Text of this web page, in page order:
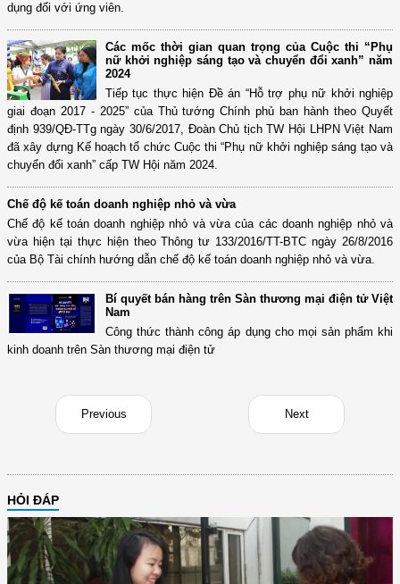
dụng đối với ứng viên.
Các mốc thời gian quan trọng của Cuộc thi “Phụ
nữ khởi nghiệp sáng tạo và chuyển đổi xanh” năm
2024
Tiếp tục thực hiện Đề án “Hỗ trợ phụ nữ khởi nghiệp
giai đoạn 2017 - 2025” của Thủ tướng Chính phủ ban hành theo Quyết
định 939/QĐ-TTg ngày 30/6/2017, Đoàn Chủ tịch TW Hội LHPN Việt Nam
đã xây dựng Kế hoạch tổ chức Cuộc thi “Phụ nữ khởi nghiệp sáng tạo và
chuyển đổi xanh” cấp TW Hội năm 2024.
Chế độ kế toán doanh nghiệp nhỏ và vừa
Chế độ kế toán doanh nghiệp nhỏ và vừa của các doanh nghiệp nhỏ và
vừa hiện tại thực hiện theo Thông tư 133/2016/TT-BTC ngày 26/8/2016
của Bộ Tài chính hướng dẫn chế độ kế toán doanh nghiệp nhỏ và vừa.
Bí quyết bán hàng trên Sàn thương mại điện tử Việt
Nam
Công thức thành công áp dụng cho mọi sản phẩm khi
kinh doanh trên Sàn thương mại điện tử
Previous Next
HỎI ĐÁP